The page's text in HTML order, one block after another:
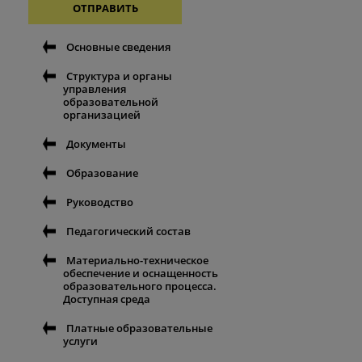
ОТПРАВИТЬ
Основные сведения
Структура и органы
управления
образовательной
организацией
Документы
Образование
Руководство
Педагогический состав
Материально-техническое
обеспечение и оснащенность
образовательного процесса.
Доступная среда
Платные образовательные
услуги